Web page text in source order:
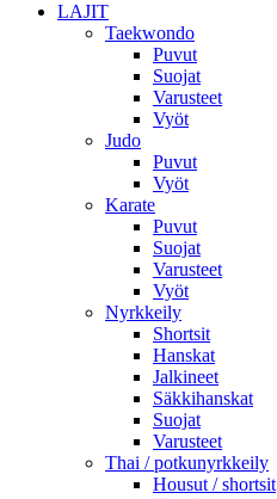
LAJIT
Taekwondo
Puvut
Suojat
Varusteet
Vyöt
Judo
Puvut
Vyöt
Karate
Puvut
Suojat
Varusteet
Vyöt
Nyrkkeily
Shortsit
Hanskat
Jalkineet
Säkkihanskat
Suojat
Varusteet
Thai / potkunyrkkeily
Housut / shortsit